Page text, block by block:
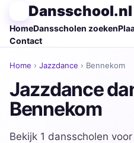
Dansschool.nl
HomeDansscholen zoeken
Contact
Home › Jazzdance › Bennekom
Jazzdance
Bennekom
Bekijk 1 dansscholen